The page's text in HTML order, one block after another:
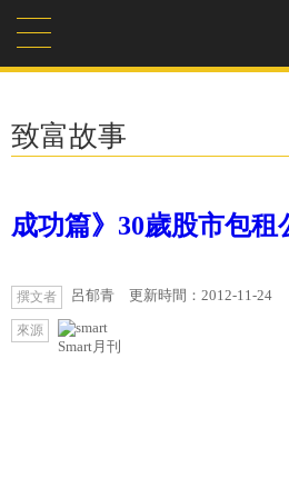
致富故事
成功篇》30歲股市包
撰文者 呂郁青 更新時間：2012-11-24
來源
Smart月刊